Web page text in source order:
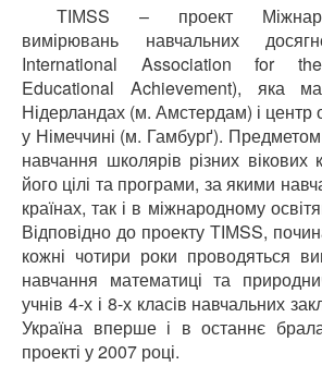
ТІМSS – проект
вимірювань навчальних
International Association for
Educational Achievement), яка
Нідерландах (м. Амстердам) і центр
у Німеччині (м. Гамбурґ).
навчання школярів різних вікових
його цілі та програми, за якими
країнах, так і в міжнародному
Відповідно до проекту ТІМSS,
кожні чотири роки проводяться
навчання математиці та
учнів 4-х і 8-х класів навчальних
Україна вперше і в останнє
проекті у 2007 році.